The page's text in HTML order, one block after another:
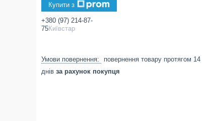
Купити з
+380 (97) 214-87-
75Київстар
повернення товару протягом 14
днів за рахунок покупця